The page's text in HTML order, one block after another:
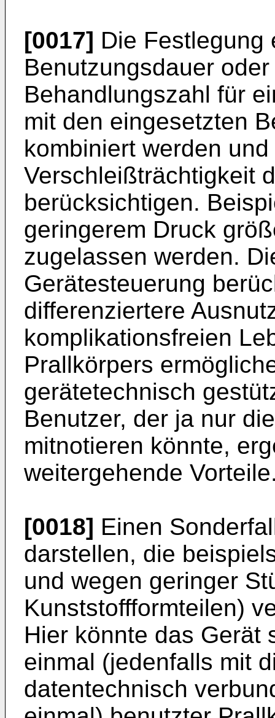
[0017] Die Festlegung
Benutzungsdauer
Behandlungszahl für
mit den eingesetzten
kombiniert werden
Verschleißträchtigkeit
berücksichtigen.
geringerem Druck
zugelassen werden.
Gerätesteuerung
differenziertere
komplikationsfreien
Prallkörpers
gerätetechnisch
Benutzer, der ja nur
mitnotieren könnte,
weitergehende
[0018] Einen
darstellen, die
und wegen geringer
Kunststoffformteilen)
Hier könnte das Gerät
einmal (jedenfalls mit
datentechnisch